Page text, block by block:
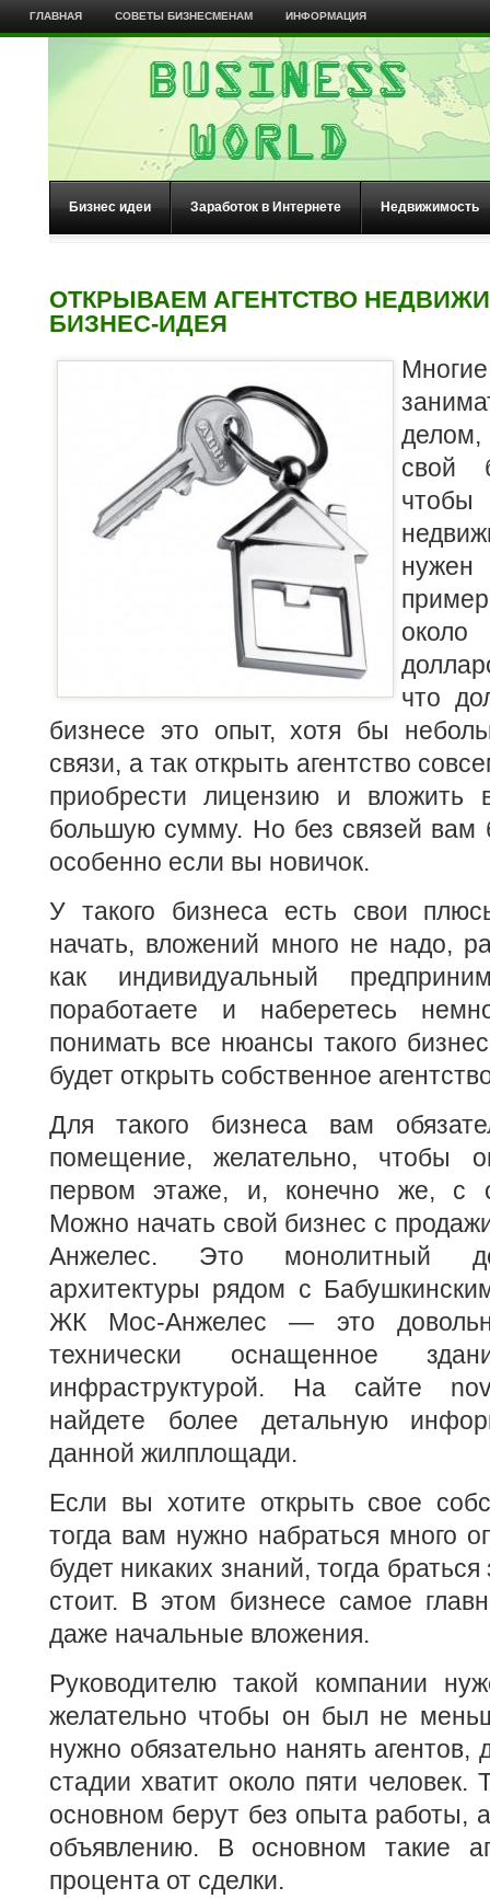
ГЛАВНАЯ СОВЕТЫ БИЗНЕСМЕНАМ ИНФОРМАЦИЯ
Бизнес идеи Заработок в Интернете Недвижимость
ОТКРЫВАЕМ АГЕНТСТВО
БИЗНЕС-ИДЕЯ
делом,
свой
чтобы
что
бизнесе это опыт, хотя бы
связи, а так открыть агентство
приобрести лицензию и вложить
большую сумму. Но без связей вам
особенно если вы новичок.
У такого бизнеса есть свои
начать, вложений много не надо,
как индивидуальный
поработаете и наберетесь
понимать все нюансы такого
будет открыть собственное
Для такого бизнеса вам
помещение, желательно, чтобы
первом этаже, и, конечно же, с
Можно начать свой бизнес с
Анжелес. Это монолитный
архитектуры рядом с
ЖК Мос-Анжелес — это
технически оснащенное
инфраструктурой. На сайте
найдете более детальную
данной жилплощади.
Если вы хотите открыть свое
тогда вам нужно набраться много
будет никаких знаний, тогда
стоит. В этом бизнесе самое
даже начальные вложения.
Руководителю такой компании
желательно чтобы он был не
нужно обязательно нанять агентов,
стадии хватит около пяти человек.
основном берут без опыта работы,
объявлению. В основном такие
процента от сделки.